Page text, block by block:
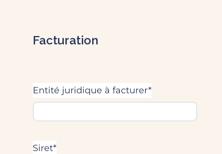
Facturation
Entité juridique à facturer*
Siret*